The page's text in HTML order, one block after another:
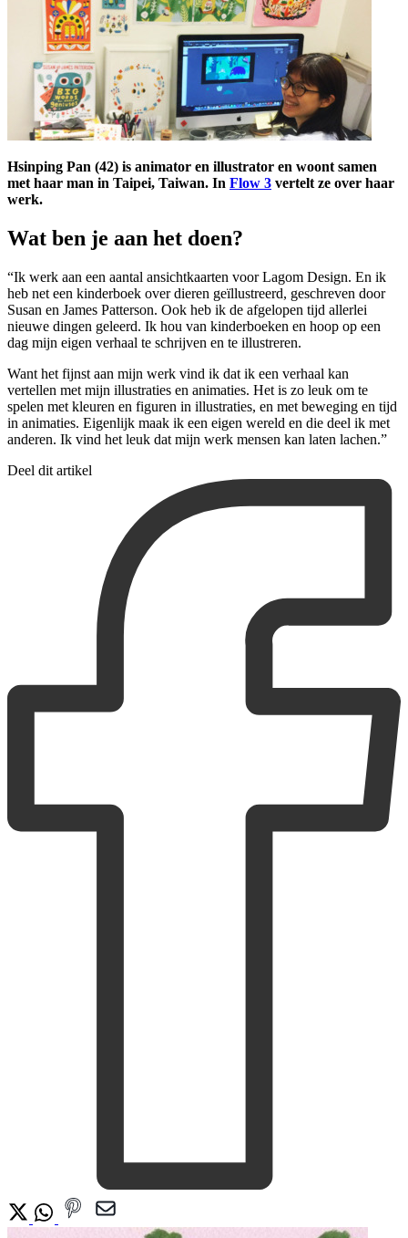
Hsinping Pan (42) is animator en illustrator en woont samen
met haar man in Taipei, Taiwan. In Flow 3 vertelt ze over haar
werk.
Wat ben je aan het doen?
“Ik werk aan een aantal ansichtkaarten voor Lagom Design. En ik
heb net een kinderboek over dieren geïllustreerd, geschreven door
Susan en James Patterson. Ook heb ik de afgelopen tijd allerlei
nieuwe dingen geleerd. Ik hou van kinderboeken en hoop op een
dag mijn eigen verhaal te schrijven en te illustreren.
Want het fijnst aan mijn werk vind ik dat ik een verhaal kan
vertellen met mijn illustraties en ­animaties. Het is zo leuk om te
spelen met kleuren en figuren in illustraties, en met beweging en tijd
in animaties. Eigenlijk maak ik een eigen wereld en die deel ik met
anderen. Ik vind het leuk dat mijn werk mensen kan laten lachen.”
Deel dit artikel